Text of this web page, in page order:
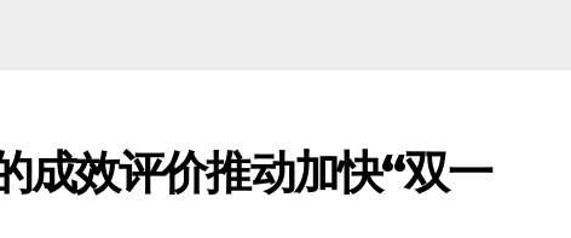
成效评价推动加快“双一